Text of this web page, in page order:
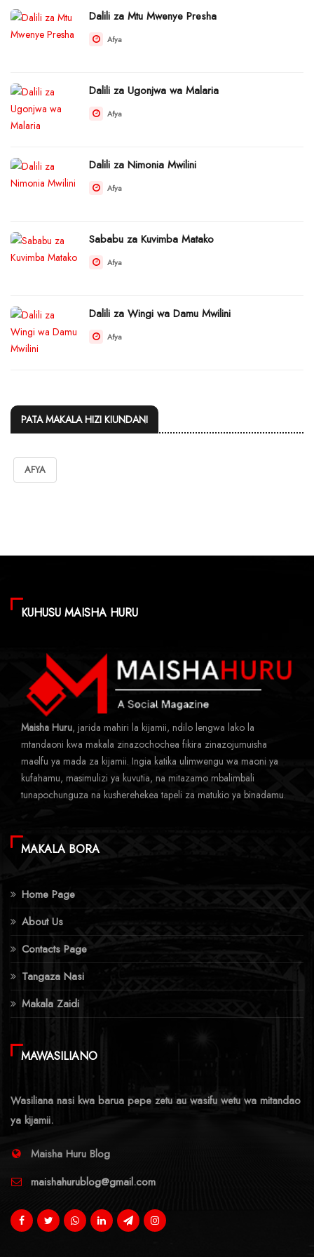
Dalili za Mtu Mwenye Presha
Afya
Dalili za Ugonjwa wa Malaria
Afya
Dalili za Nimonia Mwilini
Afya
Sababu za Kuvimba Matako
Afya
Dalili za Wingi wa Damu Mwilini
Afya
PATA MAKALA HIZI KIUNDANI
AFYA
KUHUSU MAISHA HURU
Maisha Huru, jarida mahiri la kijamii, ndilo lengwa lako la
mtandaoni kwa makala zinazochochea fikira zinazojumuisha
maelfu ya mada za kijamii. Ingia katika ulimwengu wa maoni ya
kufahamu, masimulizi ya kuvutia, na mitazamo mbalimbali
tunapochunguza na kusherehekea tapeli za matukio ya binadamu.
MAKALA BORA
Home Page
About Us
Contacts Page
Tangaza Nasi
Makala Zaidi
MAWASILIANO
Wasiliana nasi kwa barua pepe zetu au wasifu wetu wa mitandao
ya kijamii.
Maisha Huru Blog
maishahurublog@gmail.com